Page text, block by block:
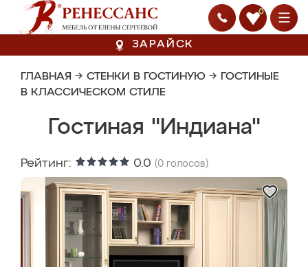
0
ЗАРАЙСК
ГЛАВНАЯ → СТЕНКИ В ГОСТИНУЮ → ГОСТИНЫЕ
В КЛАССИЧЕСКОМ СТИЛЕ
Гостиная "Индиана"
Рейтинг: 0.0 (0 голосов)